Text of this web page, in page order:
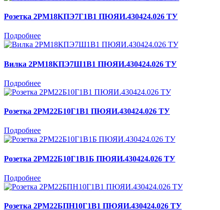
Розетка 2РМ18КПЭ7Г1В1 ПЮЯИ.430424.026 ТУ
Подробнее
Вилка 2РМ18КПЭ7Ш1В1 ПЮЯИ.430424.026 ТУ
Подробнее
Розетка 2РМ22Б10Г1В1 ПЮЯИ.430424.026 ТУ
Подробнее
Розетка 2РМ22Б10Г1В1Б ПЮЯИ.430424.026 ТУ
Подробнее
Розетка 2РМ22БПН10Г1В1 ПЮЯИ.430424.026 ТУ